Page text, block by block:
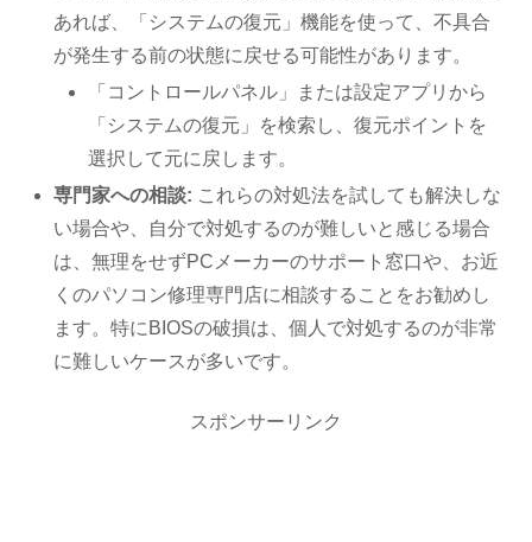
あれば、「システムの復元」機能を使って、不具合
が発生する前の状態に戻せる可能性があります。
「コントロールパネル」または設定アプリから
「システムの復元」を検索し、復元ポイントを
選択して元に戻します。
専門家への相談: これらの対処法を試しても解決しな
い場合や、自分で対処するのが難しいと感じる場合
は、無理をせずPCメーカーのサポート窓口や、お近
くのパソコン修理専門店に相談することをお勧めし
ます。特にBIOSの破損は、個人で対処するのが非常
に難しいケースが多いです。
スポンサーリンク